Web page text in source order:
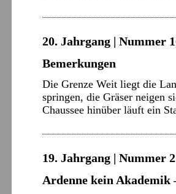
20. Jahrgang | Nummer
Bemerkungen
Die Grenze Weit liegt die
springen, die Gräser neigen
Chaussee hinüber läuft ein
19. Jahrgang | Nummer
Ardenne kein Akademik